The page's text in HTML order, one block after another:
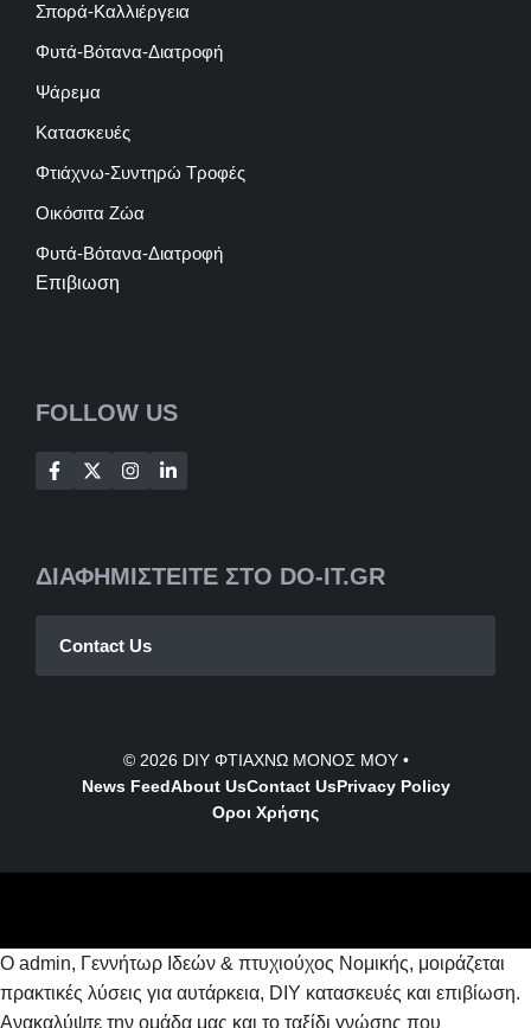
Σπορά-Καλλιέργεια
Φυτά-Βότανα-Διατροφή
Ψάρεμα
Κατασκευές
Φτιάχνω-Συντηρώ Τροφές
Οικόσιτα Ζώα
Φυτά-Βότανα-Διατροφή
Επιβιωση
FOLLOW US
ΔΙΑΦΗΜΙΣΤΕΙΤΕ ΣΤΟ DO-IT.GR
Contact Us
© 2026 DIY ΦΤΙΑΧΝΩ ΜΟΝΟΣ ΜΟΥ•
News FeedAbout UsContactUsPrivacy Policy
Οροι Χρήσης
Ο admin, Γεννήτωρ Ιδεών & πτυχιούχος Νομικής, μοιράζεται
πρακτικές λύσεις για αυτάρκεια, DIY κατασκευές και επιβίωση.
Ανακαλύψτε την ομάδα μας και το ταξίδι γνώσης που